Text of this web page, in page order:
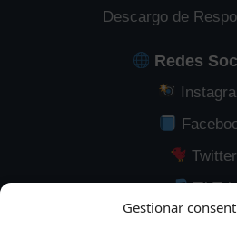
Gestionar
Descargo de
Redes
Twitter
TikTok